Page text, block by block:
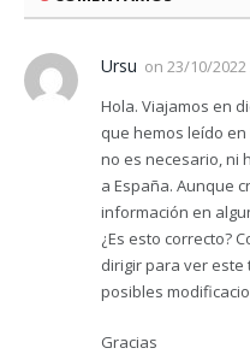
Ursu on 23/10/2022
Hola. Viajamos en
que hemos leído
no es necesario, ni
a España. Aunque
información en
¿Es esto correcto?
dirigir para ver
posibles
Gracias